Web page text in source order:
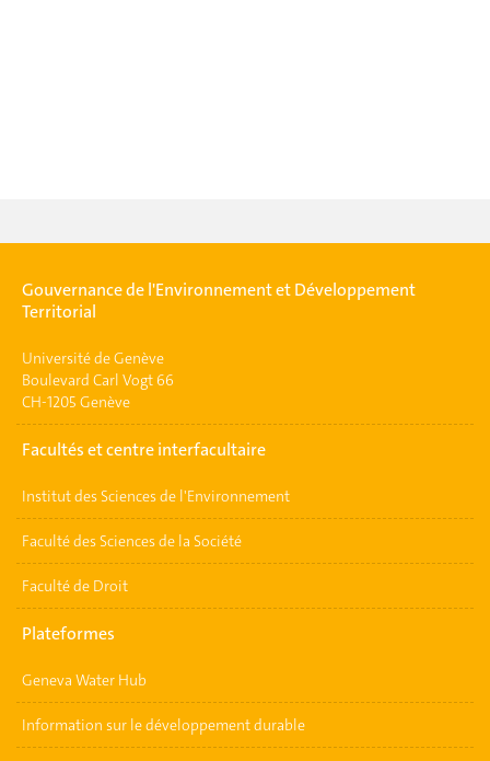
Gouvernance de l'Environnement et Développement
Territorial
Université de Genève
Boulevard Carl Vogt 66
CH-1205 Genève
Facultés et centre interfacultaire
Institut des Sciences de l'Environnement
Faculté des Sciences de la Société
Faculté de Droit
Plateformes
Geneva Water Hub
Information sur le développement durable